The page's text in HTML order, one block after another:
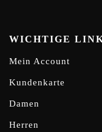
WICHTIGE
Mein Account
Kundenkarte
Damen
Herren